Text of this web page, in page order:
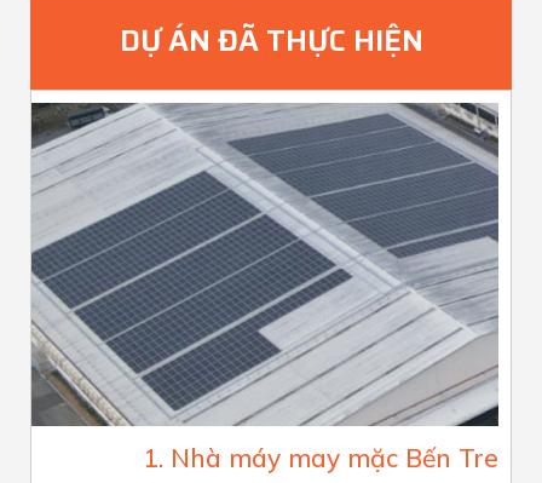
DỰ ÁN ĐÃ THỰC HIỆN
1. Nhà máy may mặc Bến Tre